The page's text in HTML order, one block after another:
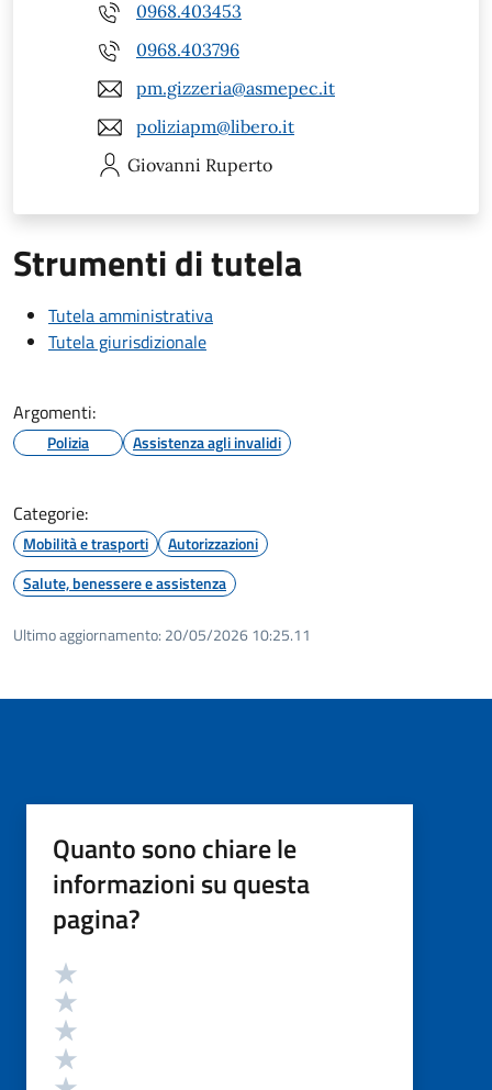
0968.403453
0968.403796
pm.gizzeria@asmepec.it
poliziapm@libero.it
Giovanni Ruperto
Strumenti di tutela
Tutela amministrativa
Tutela giurisdizionale
Argomenti:
Polizia Assistenza agli invalidi
Categorie:
Mobilità e trasporti
Autorizzazioni
Salute, benessere e assistenza
Ultimo aggiornamento: 20/05/2026 10:25.11
Quanto sono chiare le
informazioni su questa
pagina?
Valutazione